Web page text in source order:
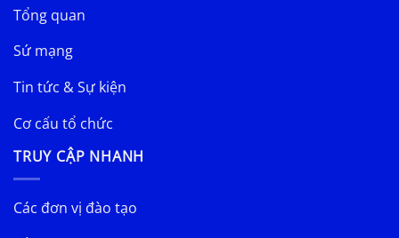
Tổng quan
Sứ mạng
Tin tức & Sự kiện
Cơ cấu tổ chức
TRUY CẬP NHANH
Các đơn vị đào tạo